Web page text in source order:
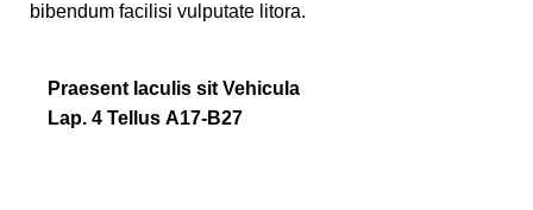
bibendum facilisi vulputate litora.
Praesent Iaculis sit Vehicula
Lap. 4 Tellus A17-B27